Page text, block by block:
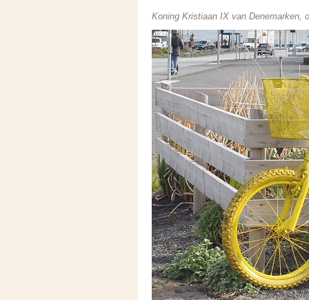
Koning Kristiaan IX van Denemarken,